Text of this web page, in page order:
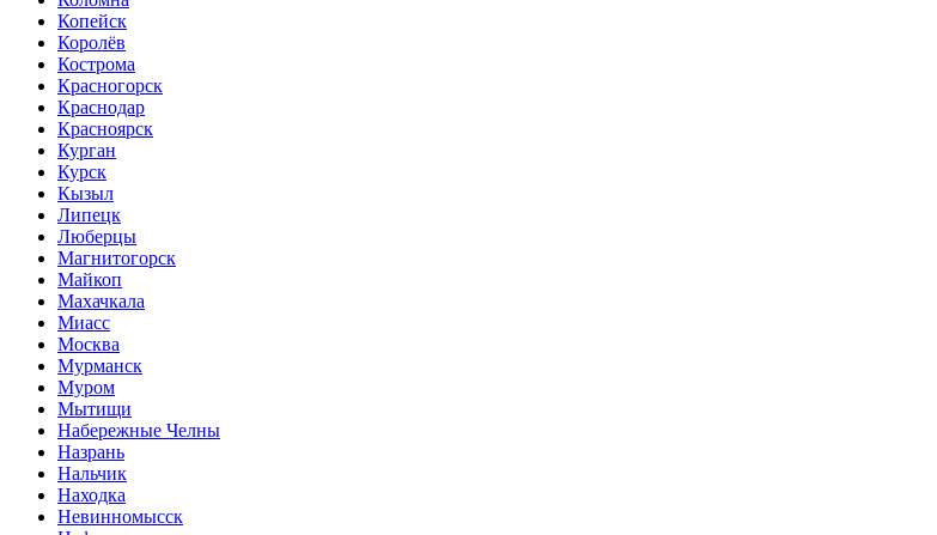
Копейск
Королёв
Кострома
Красногорск
Краснодар
Красноярск
Курган
Курск
Кызыл
Липецк
Люберцы
Магнитогорск
Майкоп
Махачкала
Миасс
Москва
Мурманск
Муром
Мытищи
Набережные Челны
Назрань
Нальчик
Находка
Невинномысск